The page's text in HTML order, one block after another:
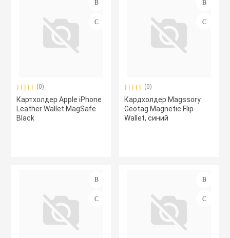
iPhone БУ
(0)
Картхолдер Apple iPhone
Leather Wallet MagSafe
Black
(0)
Кардхолдер Magssory
Geotag Magnetic Flip
Wallet, синий